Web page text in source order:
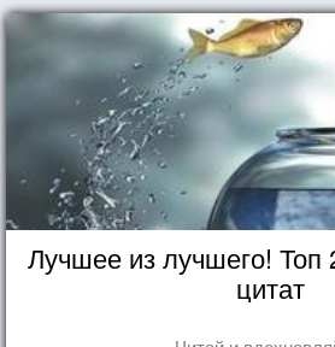
Лучшее из лучшего! Топ
цитат